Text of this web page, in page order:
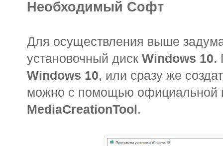
Необходимый Софт
Для осуществления выше
установочный диск Windows 10.
Windows 10, или сразу же
можно с помощью официальной
MediaCreationTool .